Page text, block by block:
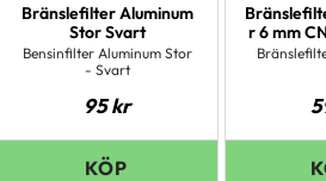
Bränslefilter Aluminum
Stor Svart
Bensinfilter Aluminum Stor
- Svart
95kr
r 6 mm